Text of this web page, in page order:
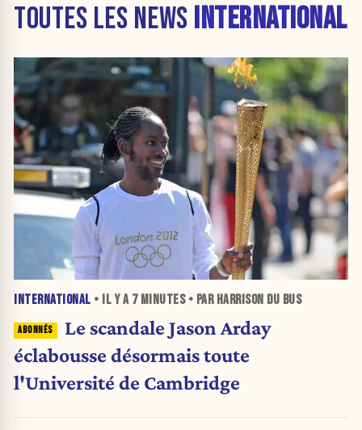
TOUTES LES NEWS INTERNATIONAL
INTERNATIONAL • IL Y A 7 MINUTES• PAR HARRISON DU BUS
Le scandale Jason Arday
éclabousse désormais toute
l'Université de Cambridge